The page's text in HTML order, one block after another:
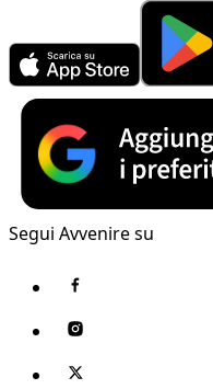
Segui Avvenire su